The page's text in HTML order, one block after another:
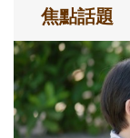
焦點話題
和孩子一
不同模樣